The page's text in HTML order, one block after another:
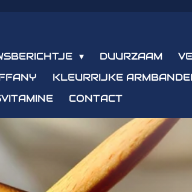
DUURZAAM
KLEURRIJKE
CONTACT